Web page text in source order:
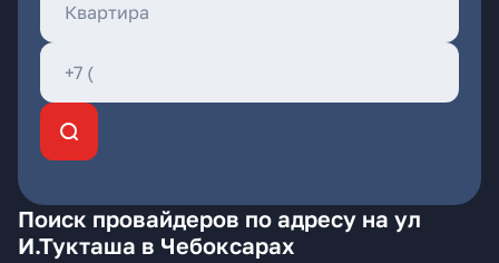
Поиск провайдеров по адресу на ул
И.Тукташа в Чебоксарах